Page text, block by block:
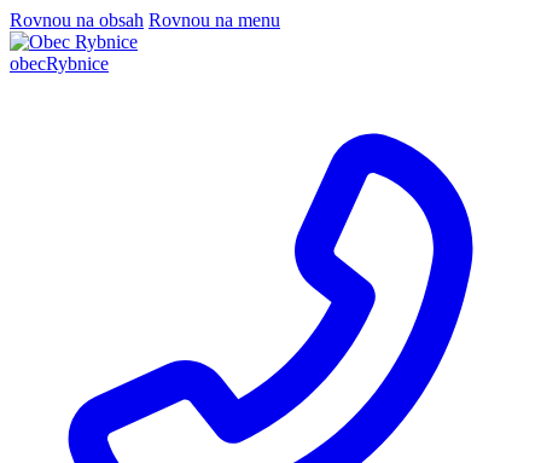
Rovnou na obsah Rovnou na menu
obecRybnice